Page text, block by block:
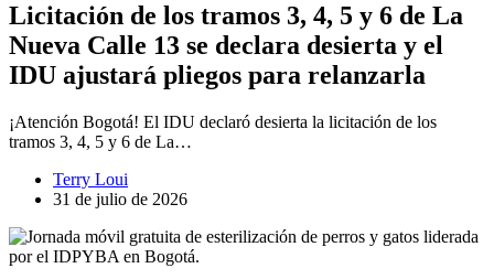
Licitación de los tramos 3, 4, 5 y 6 de La
Nueva Calle 13 se declara desierta y el
IDU ajustará pliegos para relanzarla
¡Atención Bogotá! El IDU declaró desierta la licitación de los
tramos 3, 4, 5 y 6 de La…
Terry Loui
31 de julio de 2026